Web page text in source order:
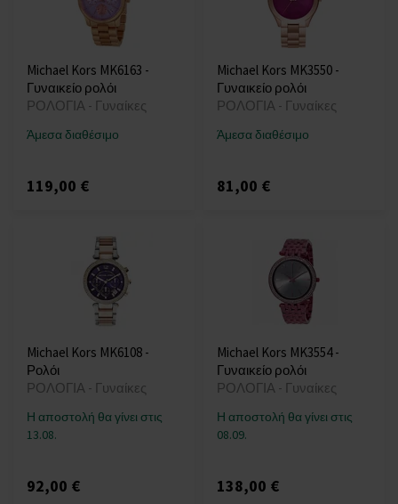
Michael Kors MK6163 -
Γυναικείο ρολόι
ΡΟΛΟΓΙΑ - Γυναίκες
Άμεσα διαθέσιμο
119,00 €
Michael Kors MK3550 -
Γυναικείο ρολόι
ΡΟΛΟΓΙΑ - Γυναίκες
Άμεσα διαθέσιμο
81,00 €
Michael Kors MK6108 -
Ρολόι
ΡΟΛΟΓΙΑ - Γυναίκες
Η αποστολή θα γίνει στις
13.08.
92,00 €
Michael Kors MK3554 -
Γυναικείο ρολόι
ΡΟΛΟΓΙΑ - Γυναίκες
Η αποστολή θα γίνει στις
08.09.
138,00 €